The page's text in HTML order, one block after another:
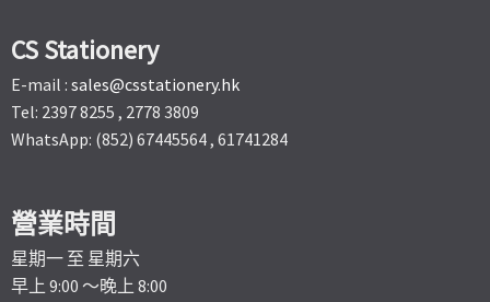
CS Stationery
E-mail : sales@csstationery.hk
Tel: 2397 8255 , 2778 3809
WhatsApp: (852) 67445564 , 61741284
營業時間
星期一 至 星期六
早上 9:00 ～晚上 8:00